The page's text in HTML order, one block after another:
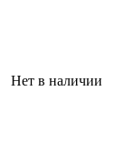
Нет в наличии